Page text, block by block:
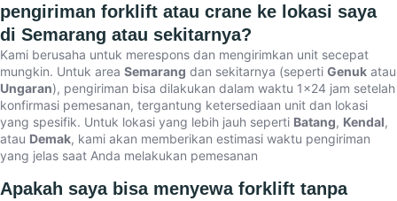
pengiriman forklift atau crane ke lokasi saya
di Semarang atau sekitarnya?
Kami berusaha untuk merespons dan mengirimkan unit secepat
mungkin. Untuk area Semarang dan sekitarnya (seperti Genuk atau
Ungaran), pengiriman bisa dilakukan dalam waktu 1×24 jam setelah
konfirmasi pemesanan, tergantung ketersediaan unit dan lokasi
yang spesifik. Untuk lokasi yang lebih jauh seperti Batang, Kendal,
atau Demak, kami akan memberikan estimasi waktu pengiriman
yang jelas saat Anda melakukan pemesanan
Apakah saya bisa menyewa forklift tanpa